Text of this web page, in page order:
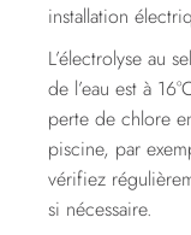
installation
L’électrolyse au
de l’eau est à
perte de chlore
piscine, par
vérifiez
si nécessaire.